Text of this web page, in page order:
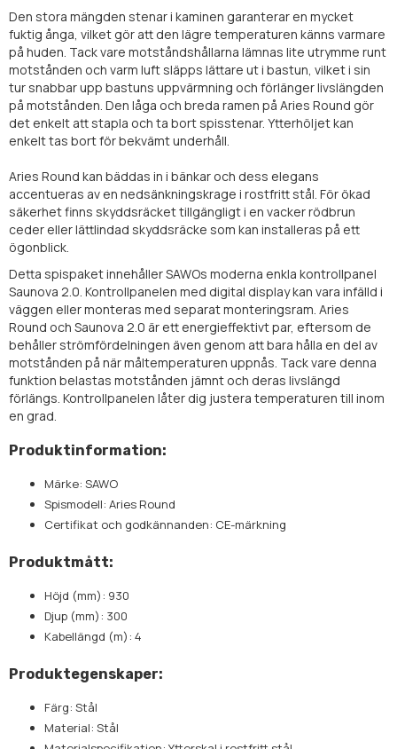
Den stora mängden stenar i kaminen garanterar en mycket
fuktig ånga, vilket gör att den lägre temperaturen känns varmare
på huden. Tack vare motståndshållarna lämnas lite utrymme runt
motstånden och varm luft släpps lättare ut i bastun, vilket i sin
tur snabbar upp bastuns uppvärmning och förlänger livslängden
på motstånden. Den låga och breda ramen på Aries Round gör
det enkelt att stapla och ta bort spisstenar. Ytterhöljet kan
enkelt tas bort för bekvämt underhåll.
Aries Round kan bäddas in i bänkar och dess elegans
accentueras av en nedsänkningskrage i rostfritt stål. För ökad
säkerhet finns skyddsräcket tillgängligt i en vacker rödbrun
ceder eller lättlindad skyddsräcke som kan installeras på ett
ögonblick.
Detta spispaket innehåller SAWOs moderna enkla kontrollpanel
Saunova 2.0. Kontrollpanelen med digital display kan vara infälld i
väggen eller monteras med separat monteringsram. Aries
Round och Saunova 2.0 är ett energieffektivt par, eftersom de
behåller strömfördelningen även genom att bara hålla en del av
motstånden på när måltemperaturen uppnås. Tack vare denna
funktion belastas motstånden jämnt och deras livslängd
förlängs. Kontrollpanelen låter dig justera temperaturen till inom
en grad.
Produktinformation:
Märke: SAWO
Spismodell: Aries Round
Certifikat och godkännanden: CE-märkning
Produktmått:
Höjd (mm): 930
Djup (mm): 300
Kabellängd (m): 4
Produktegenskaper:
Färg: Stål
Material: Stål